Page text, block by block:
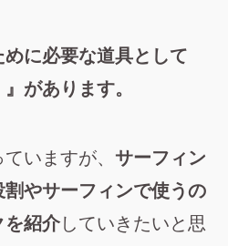
に必要な道具として
があります。
いますが、 サーフィン
やサーフィンで使うの
を紹介していきたいと思